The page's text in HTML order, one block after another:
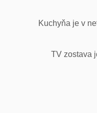
Kuchyňa je v
TV zostava